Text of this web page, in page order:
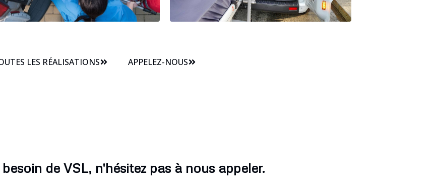
LES RÉALISATIONS APPELEZ-NOUS
de VSL, n'hésitez pas à nous appeler.